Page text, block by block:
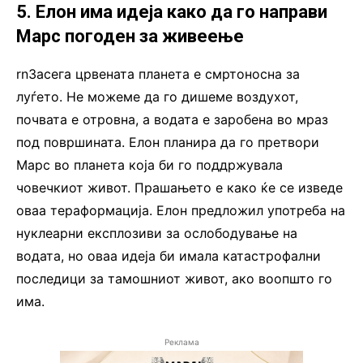
5. Елон има идеја како да го направи
Марс погоден за живеење
rnЗасега црвената планета е смртоносна за
луѓето. Не можеме да го дишеме воздухот,
почвата е отровна, а водата е заробена во мраз
под површината. Елон планира да го претвори
Марс во планета која би го поддржувала
човечкиот живот. Прашањето е како ќе се изведе
оваа тераформација. Елон предложил употреба на
нуклеарни експлозиви за ослободување на
водата, но оваа идеја би имала катастрофални
последици за тамошниот живот, ако воопшто го
има.
Реклама